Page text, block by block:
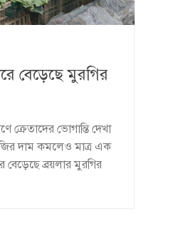
বেড়েছে মুরগির
ভোগান্তি দেখা
দাম কমলেও মাত্র এক
বেড়েছে ব্রয়লার মুরগির